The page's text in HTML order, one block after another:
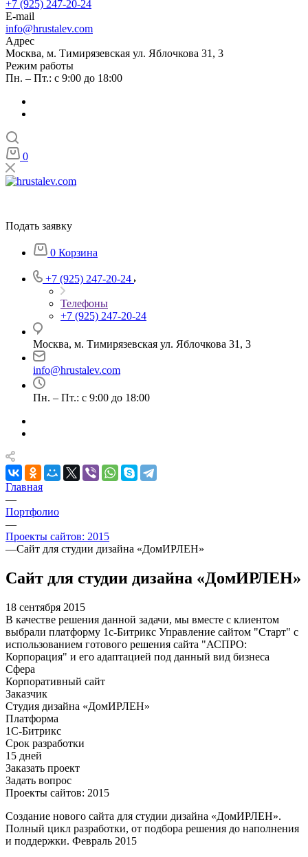
+7 (925) 247-20-24
E-mail
info@hrustalev.com
Адрес
Москва, м. Тимирязевская ул. Яблочкова 31, 3
Режим работы
Пн. – Пт.: с 9:00 до 18:00
0
Подать заявку
0 Корзина
+7 (925) 247-20-24
Телефоны
+7 (925) 247-20-24
Москва, м. Тимирязевская ул. Яблочкова 31, 3
info@hrustalev.com
Пн. – Пт.: с 9:00 до 18:00
Главная
—
Портфолио
—
Проекты сайтов: 2015
—Сайт для студии дизайна «ДомИРЛЕН»
Сайт для студии дизайна «ДомИРЛЕН»
18 сентября 2015
В качестве решения данной задачи, мы вместе с клиентом
выбрали платформу 1с-Битрикс Управление сайтом "Старт" с
использованием готового решения сайта "АСПРО:
Корпорация" и его адаптацией под данный вид бизнеса
Сфера
Корпоративный сайт
Заказчик
Студия дизайна «ДомИРЛЕН»
Платформа
1С-Битрикс
Срок разработки
15 дней
Заказать проект
Задать вопрос
Проекты сайтов: 2015
Создание нового сайта для студии дизайна «ДомИРЛЕН».
Полный цикл разработки, от подбора решения до наполнения
и поддержки. Февраль 2015